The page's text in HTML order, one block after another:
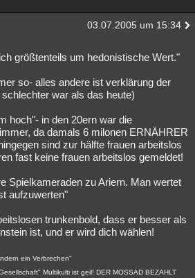
03.07.2005 um 15:34
größtenteils um hedonistische Wert."
so- alles andere ist verklärung der
war als das heute)
hoch"- in den 20ern war die
da damals 6 milonen ERNÄHRER
sind zur hälfte frauen arbeitslos
fast keine frauen arbeitslos gemeldet!
Spielkameraden zu Ariern. Man wertet
aufzuwerten"
trunkenbold, dass er besser als
ist, und er wird dich wählen!
ein Verbrechen"
Multikulti ist geil! DER MOSSAD BEZAHLT